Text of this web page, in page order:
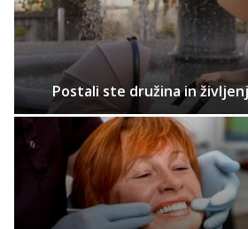
Postali ste družina in